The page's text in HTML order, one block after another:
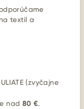
textil a
(zvyčajne
nad 80 €.